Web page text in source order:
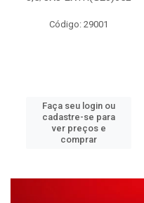
Código: 29001
Faça seu login ou
cadastre-se para
ver preços e
comprar